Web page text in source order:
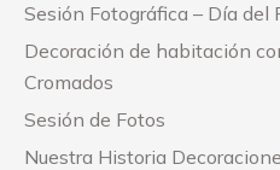
Sesión Fotográfica – Día del
Decoración de habitación
Cromados
Sesión de Fotos
Nuestra Historia